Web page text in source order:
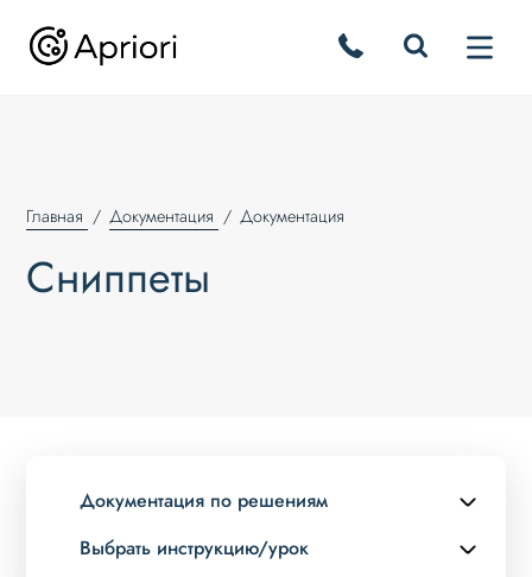
Главная Документация Документация
Сниппеты
Документация по решениям
Выбрать инструкцию/урок